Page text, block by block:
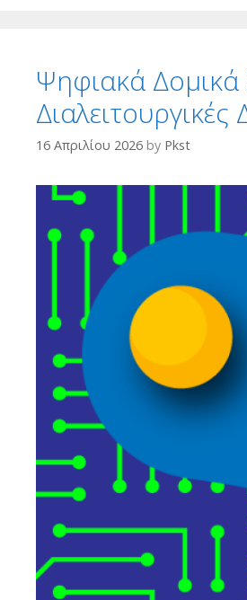
Ψηφιακά Δομικά
16 Απριλίου 2026 by Pkst